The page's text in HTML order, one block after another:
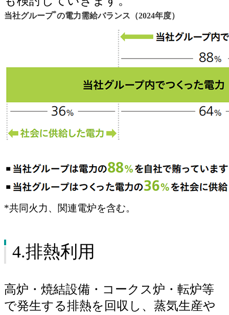
当社グループ*の電力需給バランス（2024年度）
*共同火力、関連電炉を含む。
4.排熱利用
高炉・焼結設備・コークス炉・転炉等
で発生する排熱を回収し、蒸気生産や